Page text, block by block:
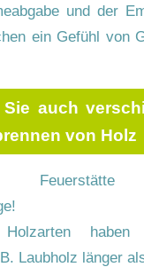
und der
ein Gefühl von
auch
von Holz
haben
Laubholz länger